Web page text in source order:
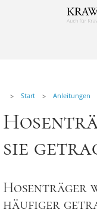
Alle Accessoires
Stoffmasken
Krawatte binden
Anleitungen
Start Anleitungen
sie
Hosenträger
häufiger